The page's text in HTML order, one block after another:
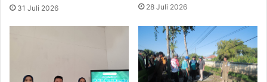
31 Juli 2026 28 Juli 2026